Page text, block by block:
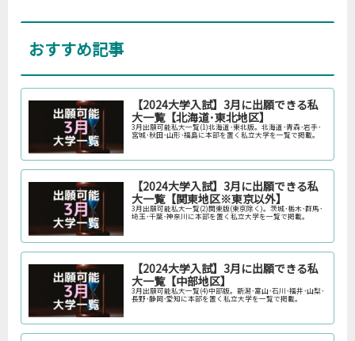
おすすめ記事
【2024大学入試】3月に出願できる私
大一覧【北海道･東北地区】
3月出願可能私大一覧(1)北海道･東北版。北海道･青森･岩手･
宮城･秋田･山形･福島に本部を置く私立大学を一覧で掲載。
【2024大学入試】3月に出願できる私
大一覧【関東地区※東京以外】
3月出願可能私大一覧(2)関東版(東京除く)。茨城･栃木･群馬･
埼玉･千葉･神奈川に本部を置く私立大学を一覧で掲載。
【2024大学入試】3月に出願できる私
大一覧【中部地区】
3月出願可能私大一覧(4)中部版。新潟･富山･石川･福井･山梨･
長野･静岡･愛知に本部を置く私立大学を一覧で掲載。